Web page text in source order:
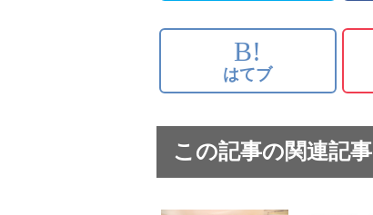
B!
はてブ
この記事の関連記事